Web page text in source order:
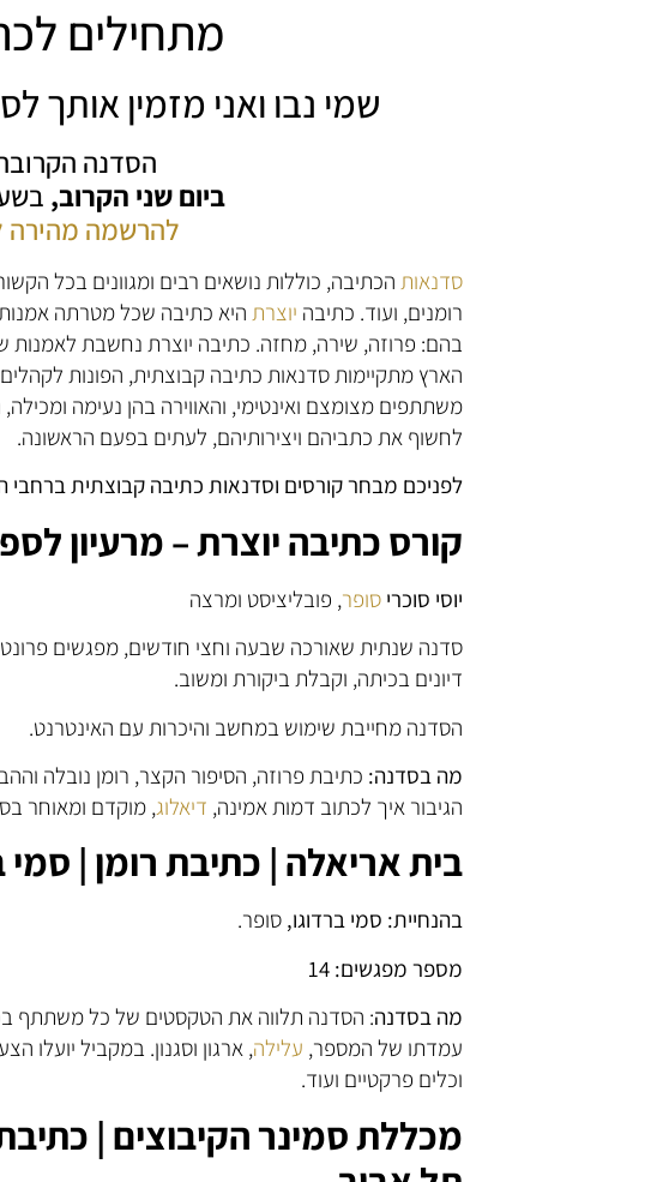
מתחילים
שמי נבו ואני מזמין אותך
הסדנה
ביום שני הקרוב, בשעה
להרשמה מהירה
סדנאות הכתיבה, כוללות נושאים רבים ומגוונים בכל
רומנים, ועוד. כתיבה יוצרת היא כתיבה שכל מטרתה
בהם: פרוזה, שירה, מחזה. כתיבה יוצרת נחשבת לאמנות
הארץ מתקיימות סדנאות כתיבה קבוצתית, הפונות לקהלים
משתתפים מצומצם ואינטימי, והאווירה בהן נעימה
לחשוף את כתביהם ויצירותיהם, לעתים בפעם הראשונה.
לפניכם מבחר קורסים וסדנאות כתיבה קבוצתית ברחבי
קורס כתיבה יוצרת – מרעיון
יוסי סוכרי סופר, פובליציסט ומרצה
סדנה שנתית שאורכה שבעה וחצי חודשים, מפגשים
דיונים בכיתה, וקבלת ביקורת ומשוב.
הסדנה מחייבת שימוש במחשב והיכרות עם האינטרנט.
מה בסדנה: כתיבת פרוזה, הסיפור הקצר, רומן נובלה
הגיבור איך לכתוב דמות אמינה, דיאלוג, מוקדם ומאוחר
בית אריאלה | כתיבת רומן | סמי
בהנחיית: סמי ברדוגו, סופר.
מספר מפגשים: 14
מה בסדנה: הסדנה תלווה את הטקסטים של כל משתתף
עמדתו של המספר, עלילה, ארגון וסגנון. במקביל
וכלים פרקטיים ועוד.
מכללת סמינר הקיבוצים |